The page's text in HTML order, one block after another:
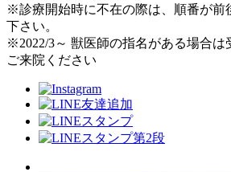
※診療開始時に不在の際は、順番が前
下さい。
※2022/3～ 獣医師の指名がある場合は
ご来院ください